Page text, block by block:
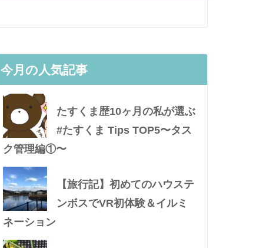
今月の人気記事
たすくま歴10ヶ月の私が選ぶ
#たすくま Tips TOP5〜タス
ク管理編①〜
【旅行記】初めてのハウステ
ンボスでVR初体験＆イルミ
ネーション